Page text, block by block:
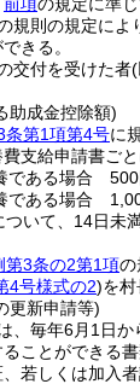
規則の規定によ
きる。
交付を受けた者(
助成金控除額)
条第1項第4号に
支給申請書ごと
である場合 500
である場合
ついて、14日未
第3条の2第1項の
4号様式の2)を村
更新申請等)
、毎年6月1日
ことができる
若しくは加入